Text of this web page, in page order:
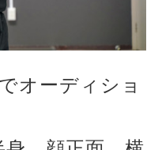
オーディショ